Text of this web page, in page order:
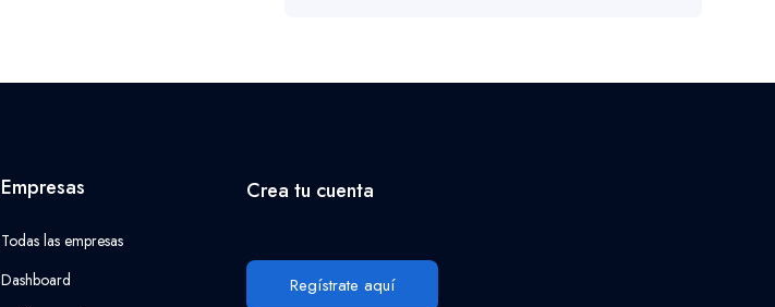
Empresas
Todas las empresas
Dashboard
Crea tu cuenta
Regístrate aquí